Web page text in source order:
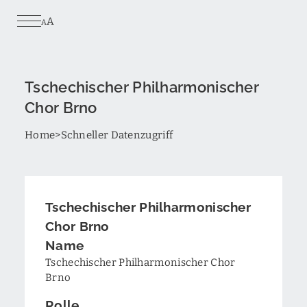
AA
Tschechischer Philharmonischer
Chor Brno
Breadcrumb
Home Schneller Datenzugriff
Tschechischer Philharmonischer
Chor Brno
Name
Tschechischer Philharmonischer Chor
Brno